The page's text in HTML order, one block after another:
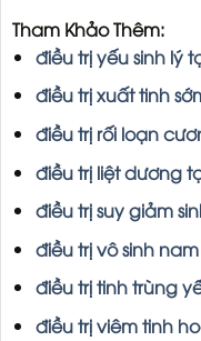
Tham Khảo Thêm:
điều trị yếu sinh lý
điều trị xuất tinh
điều trị rối loạn
điều trị liệt dương
điều trị suy giảm
điều trị vô sinh
điều trị tinh trùng
điều trị viêm tinh